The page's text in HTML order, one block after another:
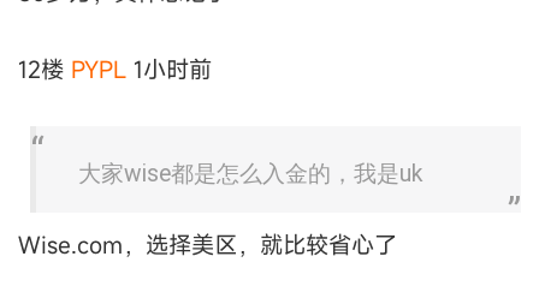
12楼 PYPL 1小时前
大家wise都是怎么入金的，我是uk
Wise.com，选择美区，就比较省心了